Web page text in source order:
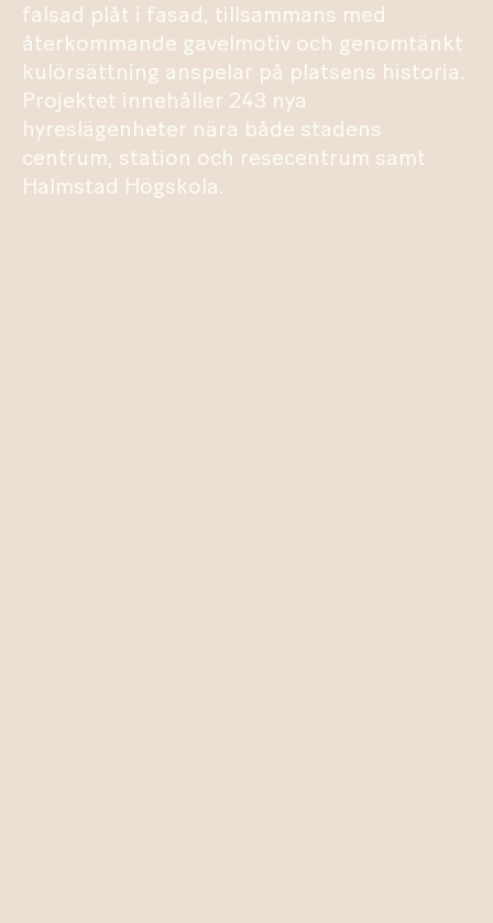
falsad plåt i fasad, tillsammans med
återkommande gavelmotiv och genomtänkt
kulörsättning anspelar på platsens historia.
Projektet innehåller 243 nya
hyreslägenheter nära både stadens
centrum, station och resecentrum samt
Halmstad Högskola.